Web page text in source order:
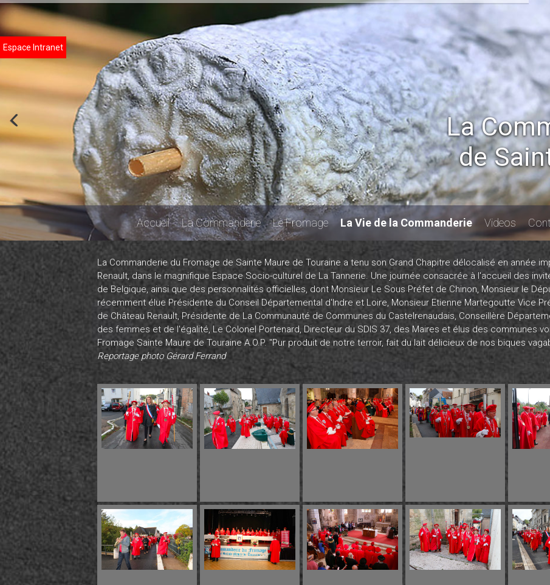
Espace Intranet
La
de
Accueil La Commanderie Le Fromage La Vie de la Commanderie Videos
La Commanderie du Fromage de Sainte Maure de Touraine a tenu son Grand Chapitre délocalisé en année
Renault, dans le magnifique Espace Socio-culturel de La Tannerie. Une journée consacrée à l'accueil des
de Belgique, ainsi que des personnalités officielles, dont Monsieur Le Sous Préfet de Chinon, Monsieur le
récemment élue Présidente du Conseil Départemental d'Indre et Loire, Monsieur Etienne Martegoutte Vice
de Château Renault, Présidente de La Communauté de Communes du Castelrenaudais, Conseillère
des femmes et de l'égalité, Le Colonel Portenard, Directeur du SDIS 37, des Maires et élus des communes
Fromage Sainte Maure de Touraine A.O.P. "Pur produit de notre terroir, fait du lait délicieux de nos biques
Reportage photo Gérard Ferrand